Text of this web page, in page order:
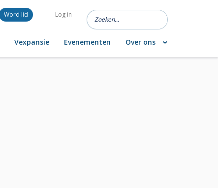
Word lid Log in
Vexpansie Evenementen Over ons